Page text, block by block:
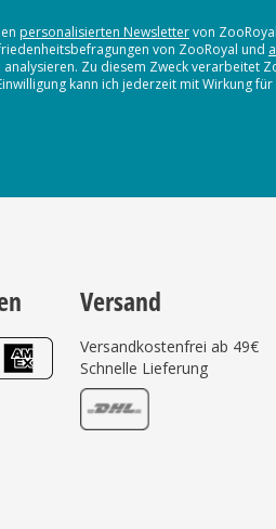
personalisierten Newslettervon
von ZooRoyal und
Zu diesem Zweck
kann ich jederzeit mit Wirkung
Versand
Versandkostenfrei ab 49€
Schnelle Lieferung